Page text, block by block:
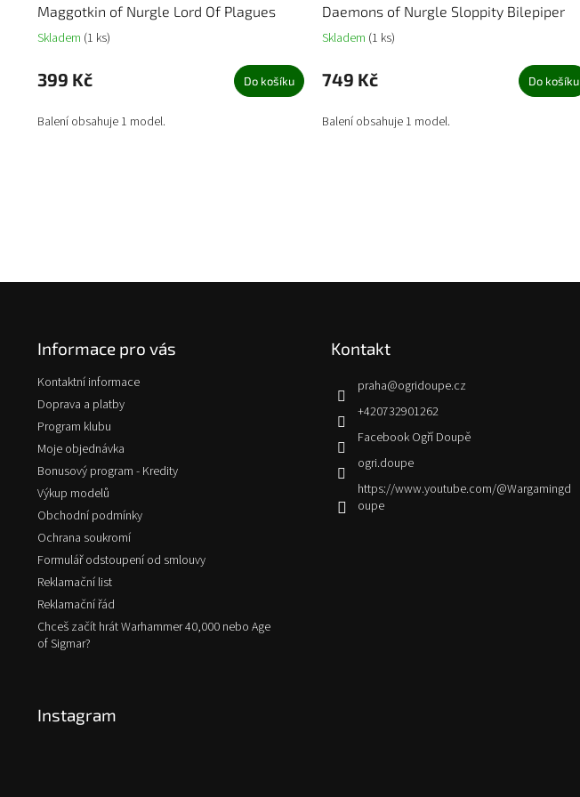
Maggotkin of Nurgle Lord Of Plagues
Skladem (1 ks)
399 Kč Do košíku
Balení obsahuje 1 model.
Daemons of Nurgle Sloppity Bilepiper
Skladem (1 ks)
749 Kč Do košíku
Balení obsahuje 1 model.
Informace pro vás
Kontaktní informace
Doprava a platby
Program klubu
Moje objednávka
Bonusový program - Kredity
Výkup modelů
Obchodní podmínky
Ochrana soukromí
Formulář odstoupení od smlouvy
Reklamační list
Reklamační řád
Chceš začít hrát Warhammer 40,000 nebo Age
of Sigmar?
Kontakt
praha@ogridoupe.cz
+420732901262
Facebook Ogří Doupě
ogri.doupe
https://www.youtube.com/@Wargamingd
oupe
Instagram